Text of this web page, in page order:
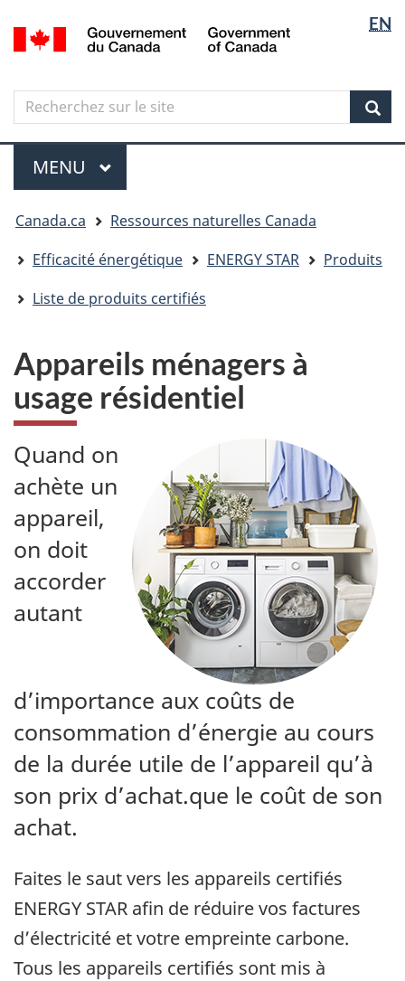
Aller
au
principal
Skip
to
government"
Passer
à
version
simplifiée
langue
EN
Canada
Search
Recherchez
sur
le
site
Menu
MENU PRINCIPAL
êtes
ici
Canada.ca
Ressources naturelles Canada
Efficacité énergétique
ENERGY STAR
Produits
Liste de produits certifiés
Appareils ménagers à
usage résidentiel
Quand on
achète un
appareil,
on doit
accorder
autant
d’importance aux coûts de
consommation d’énergie au cours
de la durée utile de l’appareil qu’à
son prix d’achat.que le coût de son
achat.
Faites le saut vers les appareils certifiés
ENERGY STAR afin de réduire vos factures
d’électricité et votre empreinte carbone.
Tous les appareils certifiés sont mis à